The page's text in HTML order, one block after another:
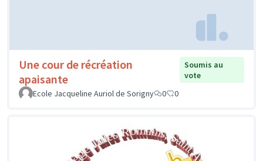
Une cour de récréation
apaisante
Soumis au
vote
Ecole Jacqueline Auriol de Sorigny
0 0